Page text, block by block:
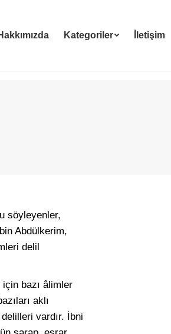
Kategoriler İletişim
söyleyenler,
Abdülkerim,
delil
bazı âlimler
aklı
vardır. İbni